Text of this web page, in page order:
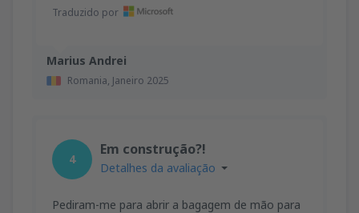
Marius Andrei
Romania, Janeiro 2025
Traduzido por
4
Em construção?!
Detalhes da avaliação
Pediram-me para abrir a bagagem de mão para